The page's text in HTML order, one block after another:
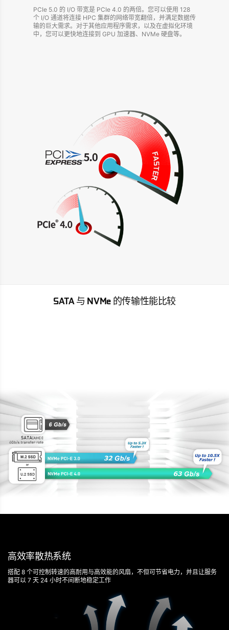
PCIe 5.0 的 I/O 带宽是 PCIe 4.0 的两倍。您可以使用 128
个 I/O 通道将连接 HPC 集群的网络带宽翻倍，并满足数据传
输的巨大需求。对于其他应用程序需求，以及在虚拟化环境
中，您可以更快地连接到 GPU 加速器、NVMe 硬盘等。
SATA 与 NVMe 的传输性能比较
高效率散热系统
搭配 8 个可控制转速的高耐用与高效能的风扇，不但可节省电力，并且让服务
器可以 7 天 24 小时不间断地稳定工作